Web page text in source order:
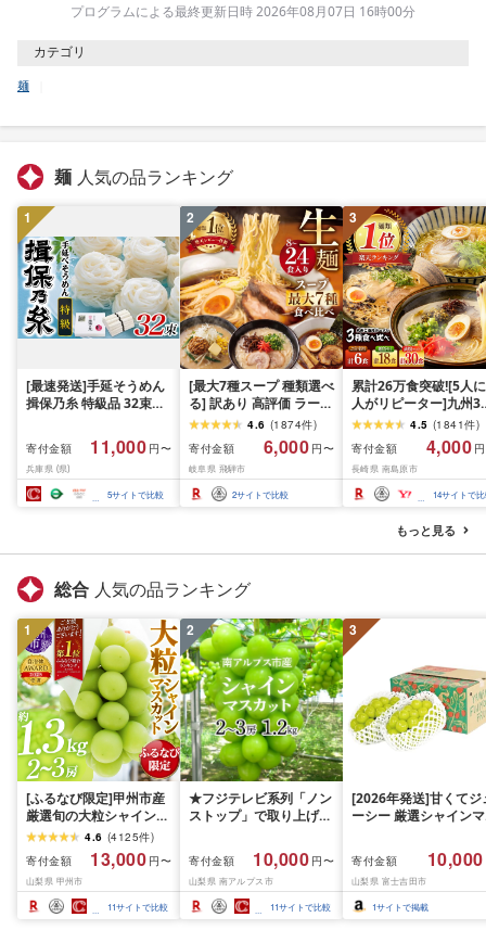
プログラムによる最終更新日時 2026年08月07日 16時00分
カテゴリ
麺
麺 人気の品ランキング
1
[最速発送]手延そうめん
揖保乃糸 特級品 32束
保乃糸 手延べそうめん
にゅうめん にゅう麺 麺
のし ギフト お歳暮
寄付金額 11,000 円〜
兵庫県 (県)
5サイトで比較
2
[最大7種スープ 種類選べ
る] 訳あり 高評価 ラーメ
ン 食べ比べ セット 簡易
包装 高山 24食 岐阜 飛騨
市 老田屋 時短 保存食 常
温 訳アリ 福袋 規格外 訳
アリ キャンプ 詰め合わ
せ 豚骨 醤油 塩 味噌
4.6 (1874件)
寄付金額
6,000 円〜
岐阜県 飛騨市
2サイトで比較
3
累計26万食突破![5人
人がリピーター]九州3
の味 ラーメン / 楽天
選べる内容量 ラーメン
らーめん 豚骨 豚骨ラ
メン とんこつラーメン
あごだし 熊本 食べ比
小分け 簡易包装 訳あ
南島原市 / ふるせ
4.5 (1841件)
寄付金額
4,000
長崎県 南島原市
14サイトで
もっと見る
総合 人気の品ランキング
1
[ふるなび限定]甲州市産
厳選旬の大粒シャインマ
スカット 約1.3kg 2〜3
房[2026年発送]
(MG)B12-472 FN-
Limited-VO シャインマ
スカット フルーツ
4.6 (4125件)
寄付金額
13,000 円〜
山梨県 甲州市
11サイトで比較
2
★フジテレビ系列「ノン
ストップ」で取り上げら
先行予約]南アルプス市
産シャインマスカット
1.2kg以上(2〜3房)ふる
さと納税 おすすめ 山梨
県 南アルプス市 送料無
寄付金額 10,000 円〜
山梨県 南アルプス市
11サイトで比較
3
[2026年発送]甘くてジ
ーシー 厳選シャインマ
月前半(1〜15日)から
月下旬までの発送) フ
ーツ ぶどう 果物 山梨
産 2026 旬 大粒 高級
寄付金額 10,000
山梨県 富士吉田市
1サイトで掲載